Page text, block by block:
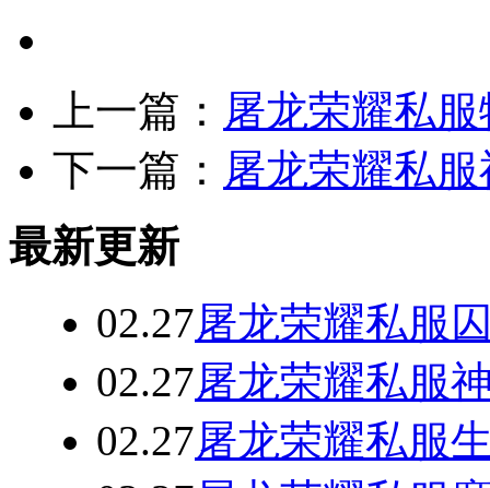
上一篇： 屠龙荣耀私
下一篇： 屠龙荣耀私
最新更新
02.27屠龙荣耀私服
02.27屠龙荣耀私服
02.27屠龙荣耀私服